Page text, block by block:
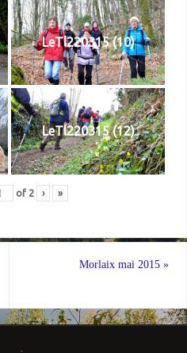
LeTl220315 (10)
LeTl220315 (12)
of 2 › »
Morlaix mai 2015»